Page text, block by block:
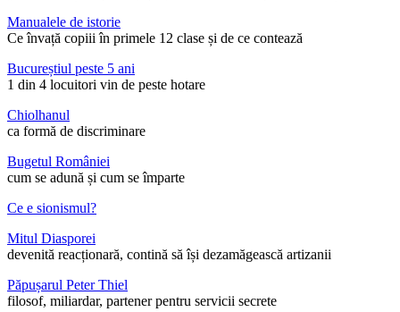
Manualele de istorie
Ce învață copiii în primele 12 clase și de ce contează
Bucureștiul peste 5 ani
1 din 4 locuitori vin de peste hotare
Chiolhanul
ca formă de discriminare
Bugetul României
cum se adună și cum se împarte
Ce e sionismul?
Mitul Diasporei
devenită reacționară, contină să își dezamăgească artizanii
Păpușarul Peter Thiel
filosof, miliardar, partener pentru servicii secrete